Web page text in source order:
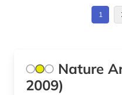
1
Nature
2009)